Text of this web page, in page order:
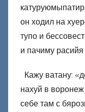
он ходил на
тупо и
и пачиму расийя
Кажу ватану:
нахуй в
себе там с